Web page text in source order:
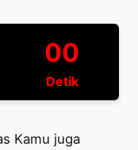
00
Detik
Kamu juga